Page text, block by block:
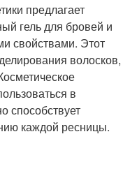
предлагает
гель для бровей и
свойствами. Этот
волосков,
в
способствует
каждой ресницы.